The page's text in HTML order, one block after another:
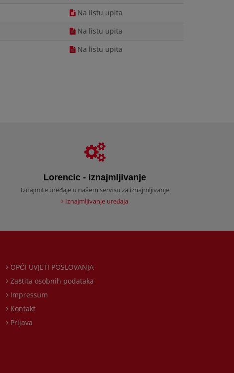
Na listu upita
Na listu upita
Na listu upita
Lorencic - iznajmljivanje
Iznajmite uređaje u našem servisu za iznajmljivanje
Iznajmljivanje uređaja
OPĆI UVJETI POSLOVANJA
Zaštita osobnih podataka
Impressum
Kontakt
Prijava